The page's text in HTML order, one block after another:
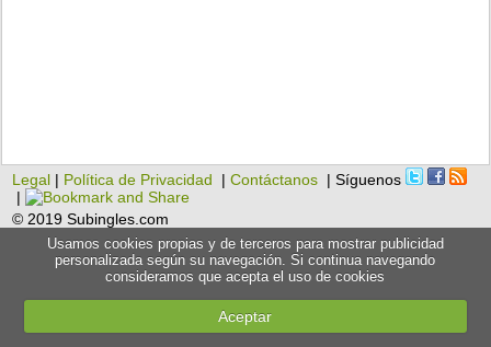
Legal | Política de Privacidad |Contáctanos | Síguenos
|
© 2019 Subingles.com
Usamos cookies propias y de terceros para mostrar publicidad
personalizada según su navegación. Si continua navegando
consideramos que acepta el uso de cookies
Aceptar